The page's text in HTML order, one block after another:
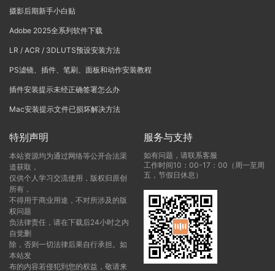
摄影后期新手小白贴
Adobe 2025全系列软件下载
LR / ACR / 3DLUTS预设安装方法
PS滤镜、插件、笔刷、面板和动作安装教程
插件安装提示未经正确签署怎么办
Mac安装提示文件已损坏解决方法
特别声明
本站资源均为通过网络等公开合法渠
道获取，
仅供个人学习交流使用，版权归原创
所有，
不得用于商业用途，不对所涉及的版
权问题
负法律责任，请在下载后24小时之内
自觉删
除，否则一切法律后果自行承担。如
本站发
布的内容若侵犯到您的权益，敬请来
服务与支持
如有问题，请联系客服
工作时间10：00-17：00（周一至周
五，节假日休息）